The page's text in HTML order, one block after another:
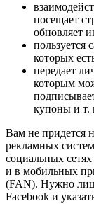
посещает
обновляет
которых
передает
которым
купоны и т.
Вам не придется
рекламных
социальных
и в мобильных
(FAN). Нужно
Facebook и